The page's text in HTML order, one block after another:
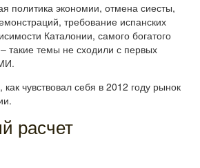
политика экономии, отмена сиесты,
требование испанских
Каталонии, самого богатого
– такие темы не сходили с первых
чувствовал себя в 2012 году рынок
расчет